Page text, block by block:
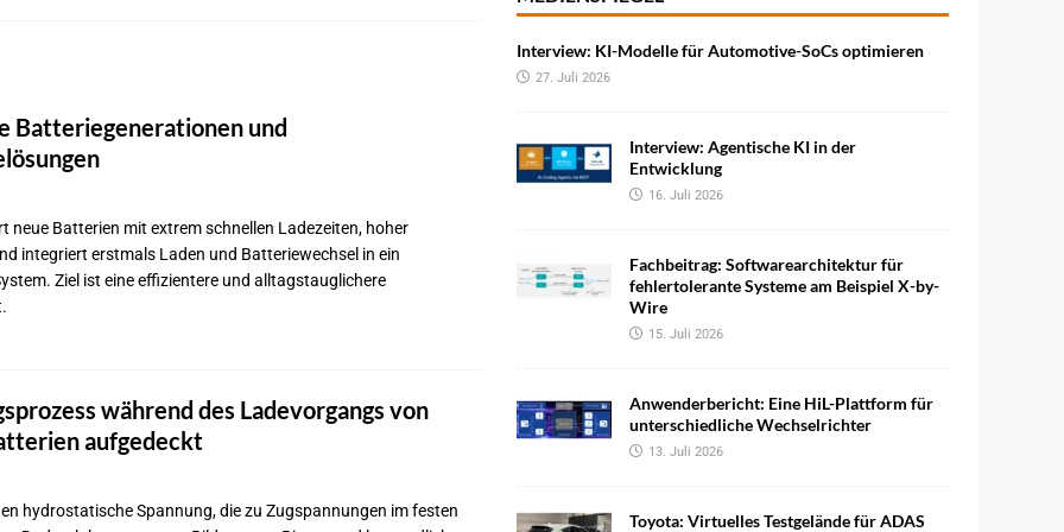
bei Pkw-Neuzulassungen in Deutschland im Juli 2026
autonome Uber-Fahrten in London BRANCHEN-NEWS
kräftig – Auftragseingänge erreichen Rekordniveau
KI-Workflows für die Cybersecurity-Validierung NEWS
Batteriegenerationen und
neue Batterien mit extrem schnellen Ladezeiten, hoher
integriert erstmals Laden und Batteriewechsel in ein
Ziel ist eine effizientere und alltagstauglichere
während des Ladevorgangs von
aufgedeckt
hydrostatische Spannung, die zu Zugspannungen im festen
Interview: KI-Modelle für Automotive-SoCs optimieren
27. Juli 2026
Interview: Agentische KI in der
Entwicklung
16. Juli 2026
Fachbeitrag: Softwarearchitektur für
fehlertolerante Systeme am Beispiel X-by-
Wire
15. Juli 2026
Anwenderbericht: Eine HiL-Plattform für
unterschiedliche Wechselrichter
13. Juli 2026
Toyota: Virtuelles Testgelände für ADAS